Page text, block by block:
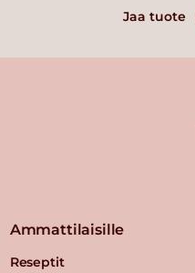
Jaa tuote
Ammattilaisille
Reseptit